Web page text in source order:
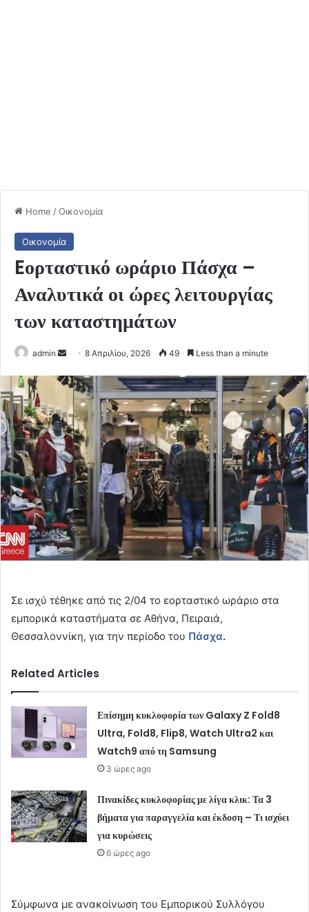
Home /Οικονομία
Οικονομία
Eορταστικό ωράριο Πάσχα –
Αναλυτικά οι ώρες λειτουργίας
των καταστημάτων
admin
Send
email
8 Απριλίου, 2026 49 Less than a minute
Σε ισχύ τέθηκε από τις 2/04 το εορταστικό ωράριο στα
εμπορικά καταστήματα σε Αθήνα, Πειραιά,
Θεσσαλοννίκη, για την περίοδο του Πάσχα.
Related Articles
Επίσημη κυκλοφορία των Galaxy Z Fold8
Ultra, Fold8, Flip8, Watch Ultra2 και
Watch9 από τη Samsung
3 ώρες ago
Πινακίδες κυκλοφορίας με λίγα κλικ: Τα 3
βήματα για παραγγελία και έκδοση – Τι ισχύει
για κυρώσεις
6 ώρες ago
Σύμφωνα με ανακοίνωση του Εμπορικού Συλλόγου